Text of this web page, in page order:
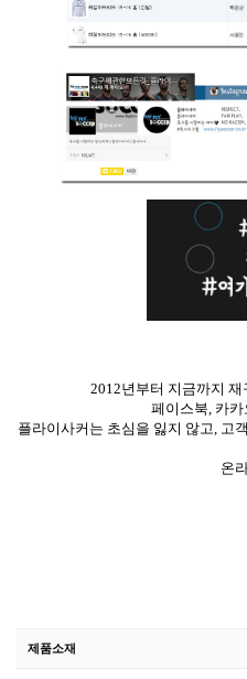
2012년부터 지금까지 재
페이스북, 카
플라이사커는 초심을 잃지 않고, 고
온
제품소재